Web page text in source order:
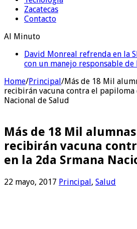
Zacatecas
Contacto
Al Minuto
Vero Díaz destaca avances en
con la Cuarta Transformación
Home/Principal/Más de 18 Mil
recibirán vacuna contra el papiloma
Nacional de Salud
Más de 18 Mil
recibirán vacuna
en la 2da Srmana
22 mayo, 2017 Principal, Salud